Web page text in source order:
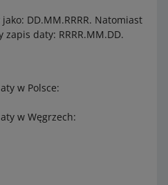
DD.MM.RRRR. Natomiast
daty: RRRR.MM.DD.
w Polsce:
w Węgrzech: